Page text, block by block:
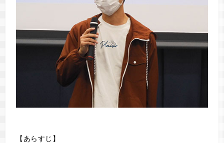
【あらすじ】